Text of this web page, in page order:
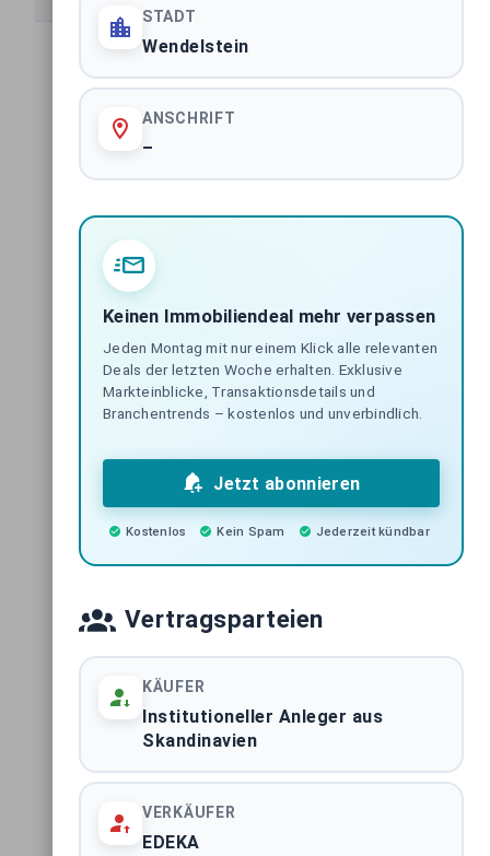
BUNDESWEITE ASSETKLASSE
Wohnimmobilien Deutschland
BUNDESWEITE ASSETKLASSE
Mixed-Use Immobilien Deutschland
BUNDESWEITE ASSETKLASSE
Light-Industrial Immobilien
Logistikimmobilien Deutschland
BUNDESWEITE ASSETKLASSE
BUNDESWEITE ASSETKLASSE
Pflegeimmobilien Deutschland
BUNDESWEITE ASSETKLASSE
STADTMARKT
Immobilientransaktionen Hamburg
STADT
Wendelstein
ANSCHRIFT
–
Keinen Immobiliendeal mehr verpassen
Jeden Montag mit nur einem Klick alle relevanten
Deals der letzten Woche erhalten. Exklusive
Markteinblicke, Transaktionsdetails und
Branchentrends – kostenlos und unverbindlich.
Jetzt abonnieren
Kostenlos Kein Spam Jederzeit kündbar
Vertragsparteien
KÄUFER
Institutioneller Anleger aus
Skandinavien
VERKÄUFER
EDEKA